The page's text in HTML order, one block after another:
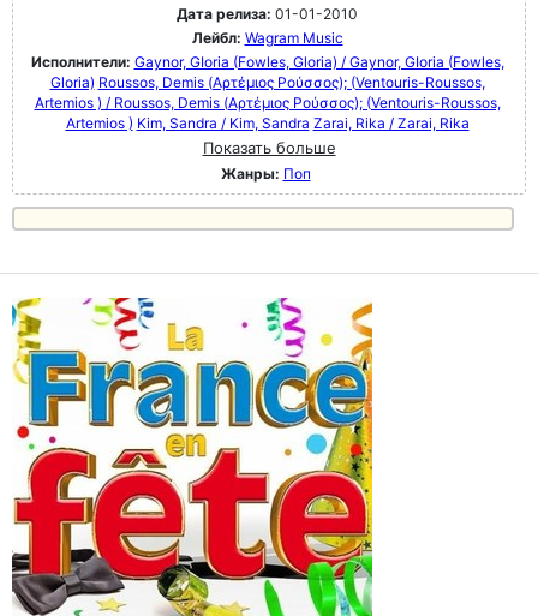
Дата релиза: 01-01-2010
Лейбл: Wagram Music
Исполнители: Gaynor, GIoria (Fowles, Gloria) / Gaynor, GIoria (Fowles,
Gloria) Roussos, Demis (Αρτέμιος Ρούσσος); (Ventouris-Roussos,
Artemios ) / Roussos, Demis (Αρτέμιος Ρούσσος); (Ventouris-Roussos,
Artemios ) Kim, Sandra / Kim, Sandra Zarai, Rika / Zarai, Rika
Показать больше
Жанры: Поп